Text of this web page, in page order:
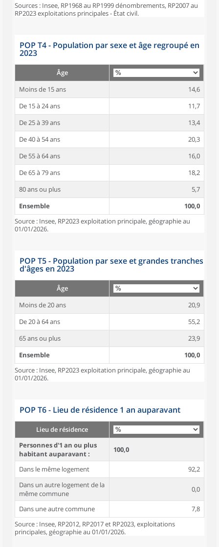
Sources : Insee, RP1968 au RP1999 dénombrements, RP2007 au
RP2023 exploitations principales - État civil.
POP T4 - Population par sexe et âge regroupé en
2023
Âge
Moins de 15 ans
14,6
De 15 à 24 ans
11,7
De 25 à 39 ans
13,4
De 40 à 54 ans
20,3
De 55 à 64 ans
16,0
De 65 à 79 ans
18,2
80 ans ou plus
5,7
Ensemble
100,0
Source : Insee, RP2023 exploitation principale, géographie au
01/01/2026.
POP T5 - Population par sexe et grandes tranches
d'âges en 2023
Âge
Moins de 20 ans
20,9
De 20 à 64 ans
55,2
65 ans ou plus
23,9
Ensemble
100,0
Source : Insee, RP2023 exploitation principale, géographie au
01/01/2026.
POP T6 - Lieu de résidence 1 an auparavant
Lieu de résidence
Personnes d'1 an ou plus
habitant auparavant :
100,0
Dans le même logement
92,2
Dans un autre logement de la
même commune
0,0
Dans une autre commune
7,8
Source : Insee, RP2012, RP2017 et RP2023, exploitations
principales, géographie au 01/01/2026.